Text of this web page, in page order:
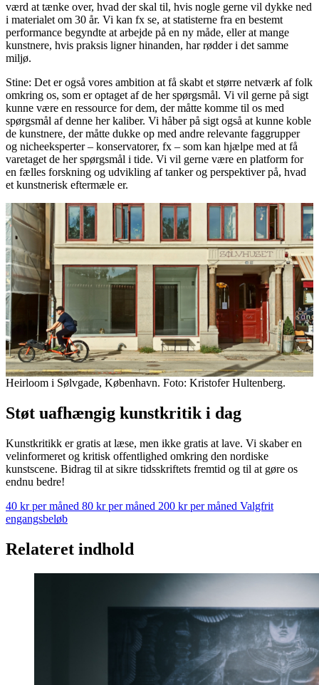
værd at tænke over, hvad der skal til, hvis nogle gerne vil dykke ned
i materialet om 30 år. Vi kan fx se, at statisterne fra en bestemt
performance begyndte at arbejde på en ny måde, eller at mange
kunstnere, hvis praksis ligner hinanden, har rødder i det samme
miljø.
Stine: Det er også vores ambition at få skabt et større netværk af folk
omkring os, som er optaget af de her spørgsmål. Vi vil gerne på sigt
kunne være en ressource for dem, der måtte komme til os med
spørgsmål af denne her kaliber. Vi håber på sigt også at kunne koble
de kunstnere, der måtte dukke op med andre relevante faggrupper
og nicheeksperter – konservatorer, fx – som kan hjælpe med at få
varetaget de her spørgsmål i tide. Vi vil gerne være en platform for
en fælles forskning og udvikling af tanker og perspektiver på, hvad
et kunstnerisk eftermæle er.
Heirloom i Sølvgade, København. Foto: Kristofer Hultenberg.
Støt uafhængig kunstkritik i dag
Kunstkritikk er gratis at læse, men ikke gratis at lave. Vi skaber en
velinformeret og kritisk offentlighed omkring den nordiske
kunstscene. Bidrag til at sikre tidsskriftets fremtid og til at gøre os
endnu bedre!
40 kr per måned 80 kr per måned 200 kr per måned Valgfrit
engangsbeløb
Relateret indhold